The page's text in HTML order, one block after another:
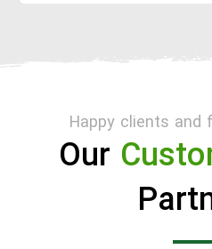
Happy clients and
Our